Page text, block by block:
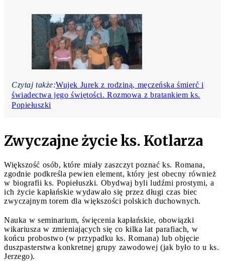
Czytaj także:Wujek Jurek z rodziną, męczeńska śmierć i
świadectwa jego świętości. Rozmowa z bratankiem ks.
Popiełuszki
Zwyczajne życie ks. Kotlarza
Większość osób, które miały zaszczyt poznać ks. Romana,
zgodnie podkreśla pewien element, który jest obecny również
w biografii ks. Popiełuszki. Obydwaj byli ludźmi prostymi, a
ich życie kapłańskie wydawało się przez długi czas biec
zwyczajnym torem dla większości polskich duchownych.
Nauka w seminarium, święcenia kapłańskie, obowiązki
wikariusza w zmieniających się co kilka lat parafiach, w
końcu probostwo (w przypadku ks. Romana) lub objęcie
duszpasterstwa konkretnej grupy zawodowej (jak było to u ks.
Jerzego).